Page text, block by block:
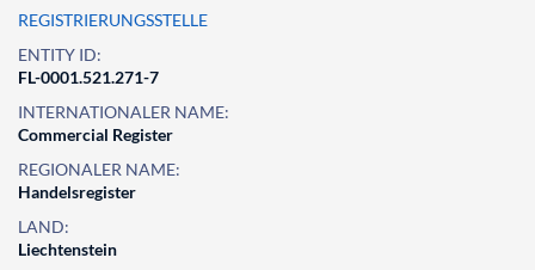
REGISTRIERUNGSSTELLE
ENTITY ID:
FL-0001.521.271-7
INTERNATIONALER NAME:
Commercial Register
REGIONALER NAME:
Handelsregister
LAND:
Liechtenstein